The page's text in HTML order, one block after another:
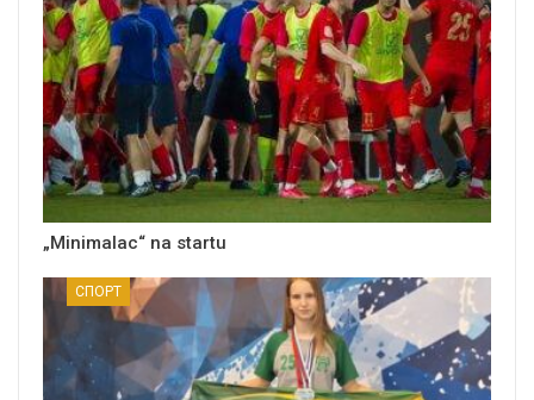
„Minimalac“ na startu
СПОРТ